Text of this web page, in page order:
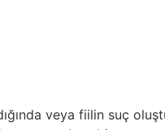
veya fiilin suç